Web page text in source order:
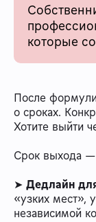
которые
После
о сроках.
Хотите выйти
Срок выхода —
➤ Дедлайн
«узких мест»,
независимой